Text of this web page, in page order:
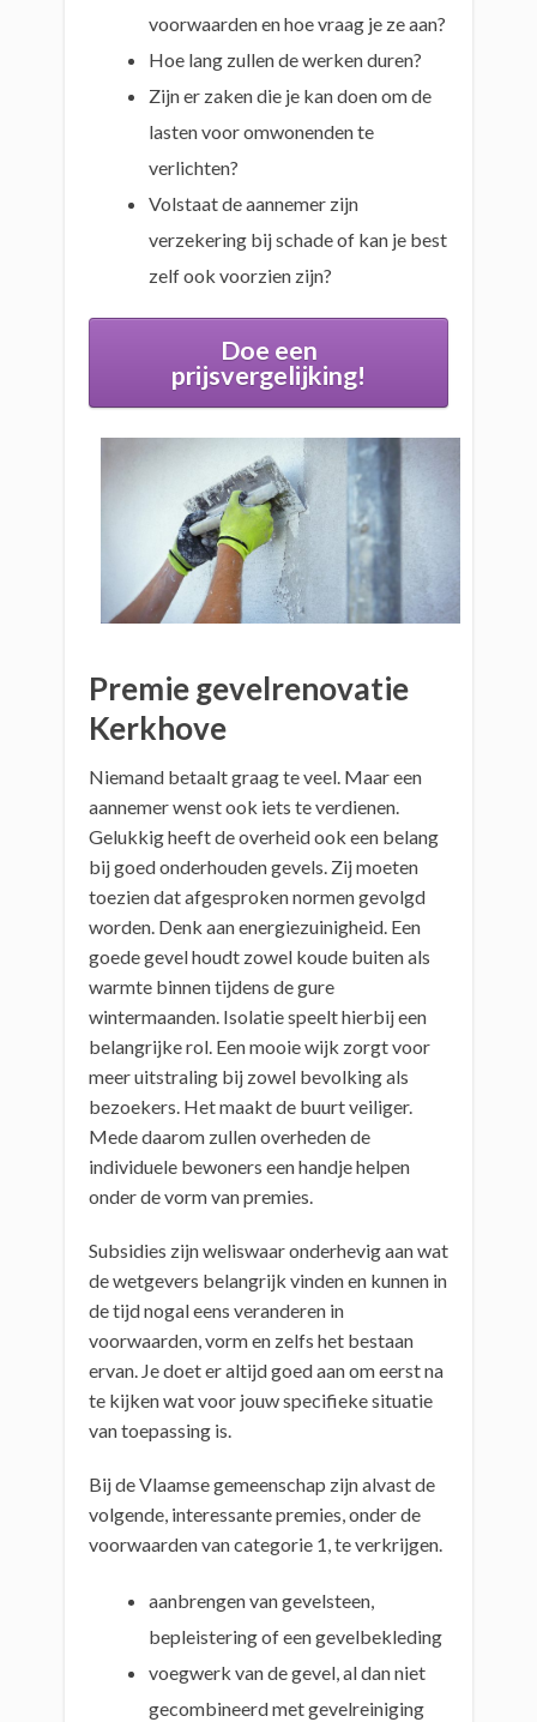
voorwaarden en hoe vraag je ze aan?
Hoe lang zullen de werken duren?
Zijn er zaken die je kan doen om de
lasten voor omwonenden te
verlichten?
Volstaat de aannemer zijn
verzekering bij schade of kan je best
zelf ook voorzien zijn?
Doe een
prijsvergelijking!
Premie gevelrenovatie
Kerkhove
Niemand betaalt graag te veel. Maar een
aannemer wenst ook iets te verdienen.
Gelukkig heeft de overheid ook een belang
bij goed onderhouden gevels. Zij moeten
toezien dat afgesproken normen gevolgd
worden. Denk aan energiezuinigheid. Een
goede gevel houdt zowel koude buiten als
warmte binnen tijdens de gure
wintermaanden. Isolatie speelt hierbij een
belangrijke rol. Een mooie wijk zorgt voor
meer uitstraling bij zowel bevolking als
bezoekers. Het maakt de buurt veiliger.
Mede daarom zullen overheden de
individuele bewoners een handje helpen
onder de vorm van premies.
Subsidies zijn weliswaar onderhevig aan wat
de wetgevers belangrijk vinden en kunnen in
de tijd nogal eens veranderen in
voorwaarden, vorm en zelfs het bestaan
ervan. Je doet er altijd goed aan om eerst na
te kijken wat voor jouw specifieke situatie
van toepassing is.
Bij de Vlaamse gemeenschap zijn alvast de
volgende, interessante premies, onder de
voorwaarden van categorie 1, te verkrijgen.
aanbrengen van gevelsteen,
bepleistering of een gevelbekleding
voegwerk van de gevel, al dan niet
gecombineerd met gevelreiniging